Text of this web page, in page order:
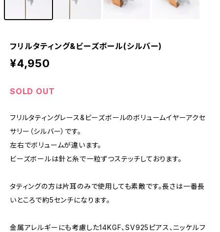
フリルタティング&ビーズボール(シルバー)
¥4,950
SOLD OUT
フリルタティングレース&ビーズボールのボリュームイヤーアクセ
サリー（シルバー）です。
左右でボリュームが違います。
ビーズボールは針と糸で一粒ずつステッチしております。
タティングの方は片耳のみで使用しても素敵です。長さは一番長
いところで約5センチになります。
金属アレルギーにも考慮した14KGF、SV925ピアス、ニッケルフ